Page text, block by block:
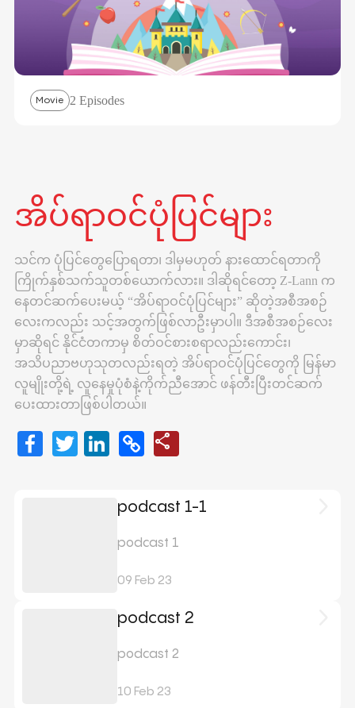
Movie 2 Episodes
အိပ်ရာဝင်ပုံပြင်များ
သင်က ပုံပြင်တွေပြောရတာ၊ ဒါမှမဟုတ် နားထောင်ရတာကို
ကြိုက်နှစ်သက်သူတစ်ယောက်လား။ ဒါဆိုရင်တော့ Z-Lann က
နေတင်ဆက်ပေးမယ့် “အိပ်ရာဝင်ပုံပြင်များ” ဆိုတဲ့အစီအစဉ်
လေးကလည်း သင့်အတွက်ဖြစ်လာဦးမှာပါ။ ဒီအစီအစဉ်လေး
မှာဆိုရင် နိုင်ငံတကာမှ စိတ်ဝင်စားစရာလည်းကောင်း၊
အသိပညာဗဟုသုတလည်းရတဲ့ အိပ်ရာဝင်ပုံပြင်တွေကို မြန်မာ
လူမျိုးတို့ရဲ့ လူနေမှုပုံစံနဲ့ကိုက်ညီအောင် ဖန်တီးပြီးတင်ဆက်
ပေးထားတာဖြစ်ပါတယ်။
Facebook
TwitterLinkedIn
Copy
share
podcast 1-1
podcast 1
09 Feb 23
podcast 2
podcast 2
10 Feb 23